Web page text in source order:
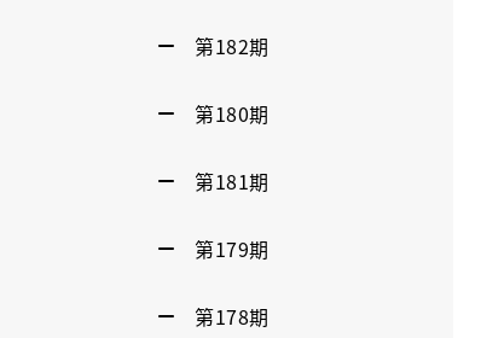
第182期
第180期
第181期
第179期
第178期